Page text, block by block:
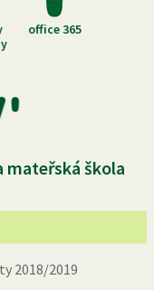
office 365
mateřská škola
2018/2019